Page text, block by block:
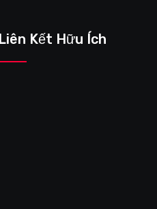
Liên Kết Hữu Ích